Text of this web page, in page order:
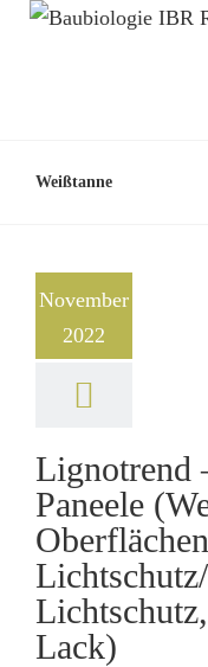
Weißtanne
November
2022
Paneele
Lack)